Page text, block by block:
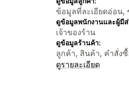
ข้อมูลที่ละเอียดอ่อน
ดูข้อมูลพนักงานและผู้มี
เจ้าของร้าน
ดูข้อมูลร้านค้า:
ลูกค้า, สินค้า, คำสั่ง
ดูรายละเอียด